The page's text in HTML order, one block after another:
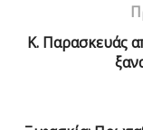
Κ. Παρασκευάς